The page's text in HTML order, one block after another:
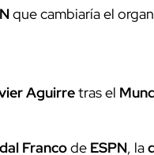
que cambiaría el
Aguirretras el
Francode ESPN, la